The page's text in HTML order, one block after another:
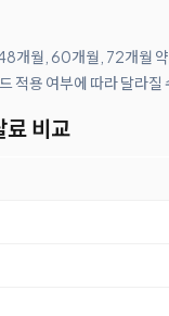
개월, 60개월, 72개월
적용 여부에 따라 달라질
료 비교